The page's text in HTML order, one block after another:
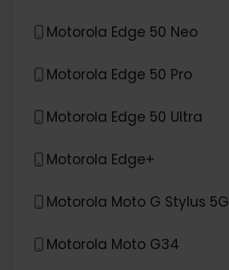
Motorola Edge 50 Neo
Motorola Edge 50 Pro
Motorola Edge 50 Ultra
Motorola Edge+
Motorola Moto G Stylus 5G
Motorola Moto G34